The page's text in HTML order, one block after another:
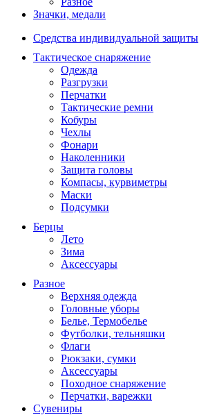
Значки, медали
Средства индивидуальной защиты
Тактическое снаряжение
Одежда
Разгрузки
Перчатки
Тактические ремни
Кобуры
Чехлы
Фонари
Наколенники
Защита головы
Компасы, курвиметры
Маски
Подсумки
Берцы
Лето
Зима
Аксессуары
Разное
Верхняя одежда
Головные уборы
Белье, Термобелье
Футболки, тельняшки
Флаги
Рюкзаки, сумки
Аксессуары
Походное снаряжение
Перчатки, варежки
Сувениры